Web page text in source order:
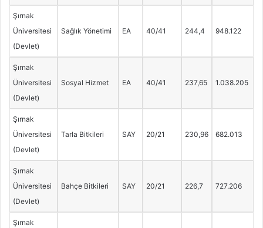
Şırnak
Üniversitesi
(Devlet)
Sağlık Yönetimi EA 40/41 244,4 948.122
Şırnak
Üniversitesi
(Devlet)
Sosyal Hizmet EA 40/41 237,65 1.038.205
Şırnak
Üniversitesi
(Devlet)
Tarla Bitkileri SAY 20/21 230,96 682.013
Şırnak
Üniversitesi
(Devlet)
Bahçe Bitkileri SAY 20/21 226,7 727.206
Şırnak